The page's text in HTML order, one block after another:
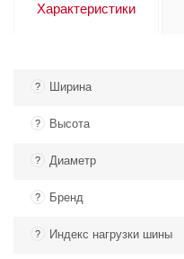
Характеристики
? Ширина
? Высота
? Диаметр
? Бренд
? Индекс нагрузки шины